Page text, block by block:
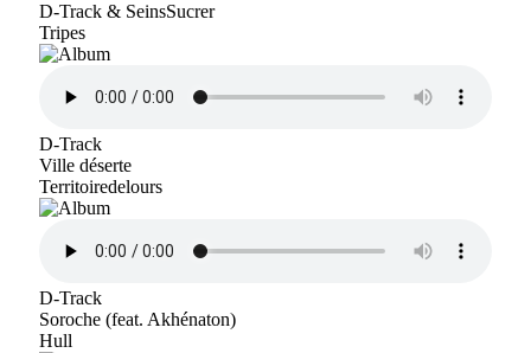
D-Track & SeinsSucrer
Tripes
D-Track
Ville déserte
Territoiredelours
D-Track
Soroche (feat. Akhénaton)
Hull